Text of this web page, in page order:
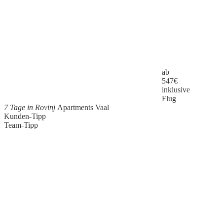
ab
547€
inklusive
Flug
7 Tage in Rovinj Apartments Vaal
Kunden-Tipp
Team-Tipp